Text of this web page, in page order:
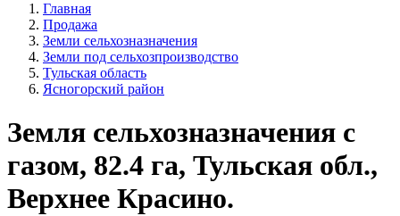
Главная
Продажа
Земли сельхозназначения
Земли под сельхозпроизводство
Тульская область
Ясногорский район
Земля сельхозназначения с
газом, 82.4 га, Тульская обл.,
Верхнее Красино.